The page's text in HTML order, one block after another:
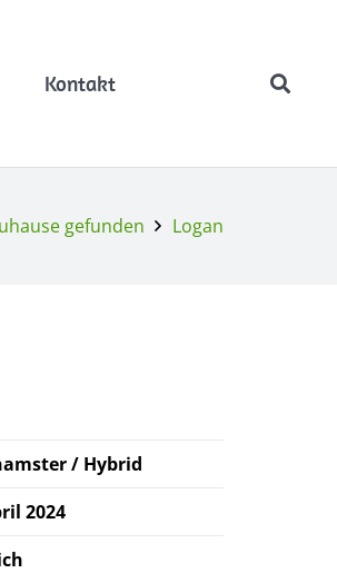
Kontakt
gefunden Logan
/ Hybrid
2024